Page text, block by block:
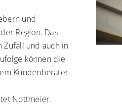
und
Region. Das
Zufall und auch in
können die
Kundenberater
Nottmeier.